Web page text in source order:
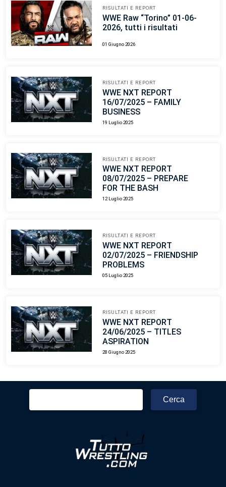
RISULTATI E REPORT
WWE Raw “Torino” 01-06-
2026, tutti i risultati
01 Giugno 2026
RISULTATI E REPORT
WWE NXT REPORT
16/07/2025 – FAMILY
BUSINESS
19 Luglio 2025
RISULTATI E REPORT
WWE NXT REPORT
08/07/2025 – PREPARE
FOR THE BASH
12 Luglio 2025
RISULTATI E REPORT
WWE NXT REPORT
02/07/2025 – FRIENDSHIP
PROBLEMS
05 Luglio 2025
RISULTATI E REPORT
WWE NXT REPORT
24/06/2025 – TITLES
ASPIRATION
28 Giugno 2025
Ricerca